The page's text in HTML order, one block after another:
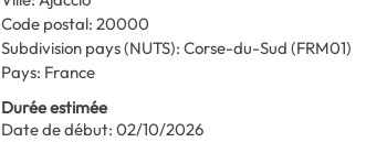
Code postal: 20000
Subdivision pays (NUTS): Corse-du-Sud (FRM01)
Pays: France
Durée estimée
Date de début: 02/10/2026